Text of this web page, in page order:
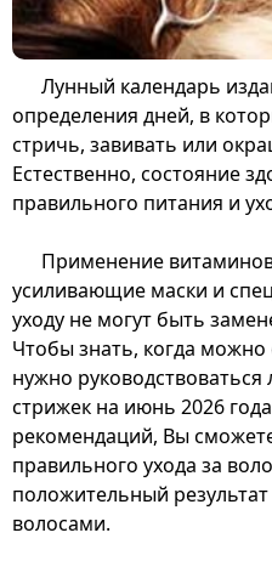
Лунный календарь
определения дней, в
стричь, завивать или
Естественно, состояние
правильного питания и
Применение
усиливающие маски и
уходу не могут быть
Чтобы знать, когда
нужно
стрижек на июнь 2026
рекомендаций, Вы
правильного ухода за
положительный
волосами.